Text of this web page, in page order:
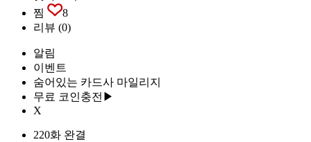
찜
8
리뷰 (0)
알림
이벤트
숨어있는 카드사 마일리지
무료 코인충전▶
X
220화 완결